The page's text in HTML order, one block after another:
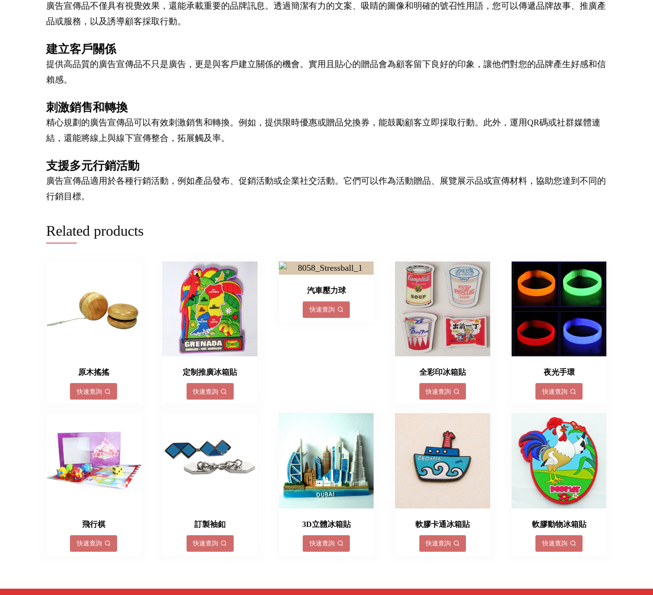
廣告宣傳品不僅具有視覺效果，還能承載重要的品牌訊息。透過簡潔有力的文案、吸睛的圖像和明確的號召性用語，您可以傳遞品牌故事、推廣產
品或服務，以及誘導顧客採取行動。
建立客戶關係
提供高品質的廣告宣傳品不只是廣告，更是與客戶建立關係的機會。實用且貼心的贈品會為顧客留下良好的印象，讓他們對您的品牌產生好感和信
賴感。
刺激銷售和轉換
精心規劃的廣告宣傳品可以有效刺激銷售和轉換。例如，提供限時優惠或贈品兌換券，能鼓勵顧客立即採取行動。此外，運用QR碼或社群媒體連
結，還能將線上與線下宣傳整合，拓展觸及率。
支援多元行銷活動
廣告宣傳品適用於各種行銷活動，例如產品發布、促銷活動或企業社交活動。它們可以作為活動贈品、展覽展示品或宣傳材料，協助您達到不同的
行銷目標。
Related products
原木搖搖
快速查詢
定制推廣冰箱貼
快速查詢
汽車壓力球
快速查詢
全彩印冰箱貼
快速查詢
夜光手環
快速查詢
飛行棋
快速查詢
訂製袖釦
快速查詢
3D立體冰箱貼
快速查詢
軟膠卡通冰箱貼
快速查詢
軟膠動物冰箱貼
快速查詢